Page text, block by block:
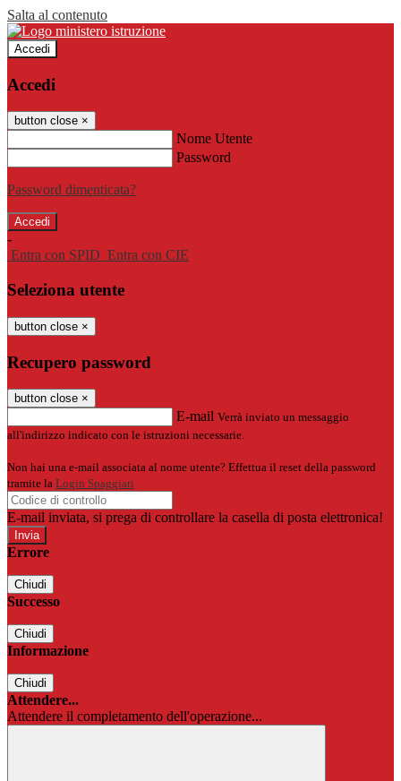
Salta al contenuto
Accedi
Accedi
button close ×
Nome Utente
Password
Password dimenticata?
-
Entra con SPID Entra con CIE
Seleziona utente
button close ×
Recupero password
button close ×
E-mail Verrà inviato un messaggio
all'indirizzo indicato con le istruzioni necessarie.
Non hai una e-mail associata al nome utente? Effettua il reset della password
tramite la Login Spaggiari
E-mail inviata, si prega di controllare la casella di posta elettronica!
Errore
Chiudi
Successo
Chiudi
Informazione
Chiudi
Attendere...
Attendere il completamento dell'operazione...